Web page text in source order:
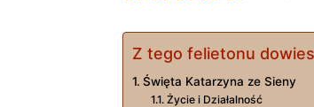
Z tego felietonu
Święta Katarzyna ze Sieny
Życie i Działalność